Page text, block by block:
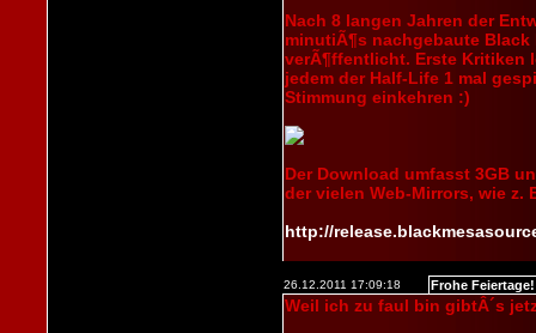
Nach 8 langen Jahren der
minutiÃ¶s nachgebaute Black
verÃ¶ffentlicht. Erste Kritiken
jedem der Half-Life 1 mal
Stimmung einkehren :)
Der Download umfasst 3GB
der vielen Web-Mirrors, wie z.
http://
26.12.2011 17:09:18 Frohe
Weil ich zu faul bin gibtÂ´s